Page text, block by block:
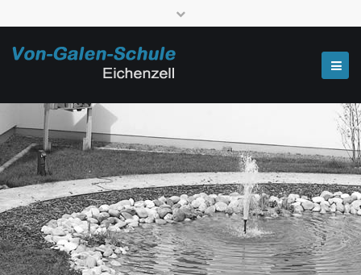
poststelle.7667@schule.landkreis-fulda.de